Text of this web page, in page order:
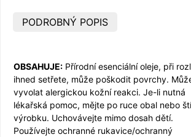
PODROBNÝ POPIS
OBSAHUJE: Pří­rodní esenciální oleje, při
ihned setřete, může poškodit povrchy.
vyvolat alergickou kožní reakci. Je-li nutná
lékařská pomoc, mějte po ruce obal nebo
výrobku. Uchovávejte mimo dosah dětí.
Používejte ochranné rukavice/ochranný